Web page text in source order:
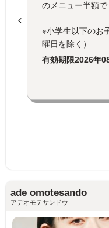
のメニュー半額で
※小学生以下のお
曜日を除く）
有効期限2026年
ade omotesando
アデオモテサンドウ